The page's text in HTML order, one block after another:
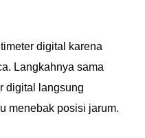
digital karena
Langkahnya sama
digital langsung
menebak posisi jarum.